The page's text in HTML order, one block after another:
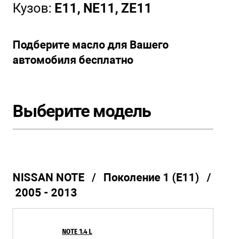
Кузов: E11, NE11, ZE11
Подберите масло для Вашего
автомобиля бесплатно
Выберите модель
NISSAN NOTE / Поколение 1 (E11) /
2005 - 2013
NOTE 1.4 L